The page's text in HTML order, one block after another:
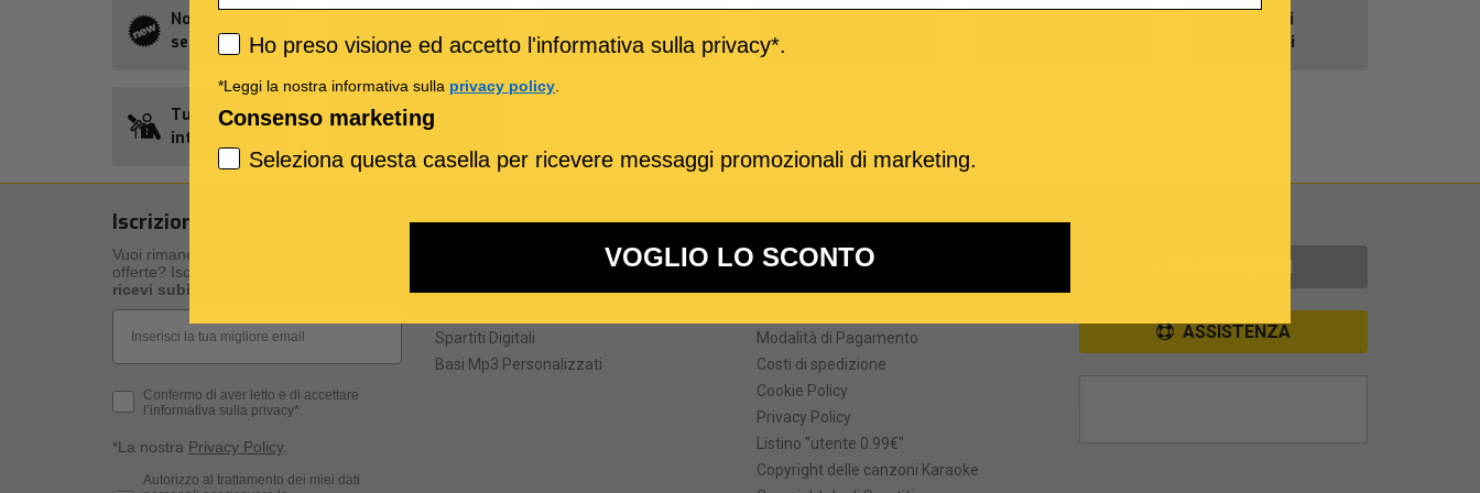
Novità della
settimana
Allsongs
Tutti i
Generi
Tutti gli
interpreti
Credito
Iscrizione alla newsletter
Vuoi rimanere aggiornato su novità ed
offerte? Iscriviti alla nostra newsletter e
ricevi subito un regalo
Privacy Policy
Confermo di aver letto e di accettare
l’informativa sulla privacy*.
*La nostra Privacy Policy.
Consenso Marketing
Autorizzo al trattamento dei miei dati
I nostri prodotti
Spartiti Digitali
Basi Mp3 Personalizzati
Informazioni
Termini e Condizioni
Modalità di Pagamento
Costi di spedizione
Cookie Policy
Privacy Policy
Listino "utente 0.99€"
Copyright delle canzoni Karaoke
INFORMAZIONI
ASSISTENZA
Privacy policy
Ho preso visione ed accetto l'informativa sulla privacy*.
*Leggi la nostra informativa sulla privacy policy
Consenso marketing
Seleziona questa casella per ricevere messaggi promozionali di marketing.
VOGLIO LO SCONTO